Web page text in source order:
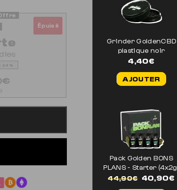
24%
Épuisé
Grinder GoldenCBD
plastique noir
4,40€
AJOUTER
Pack Golden BONS
PLANS - Starter
44,90€ Le
prix
40,90€